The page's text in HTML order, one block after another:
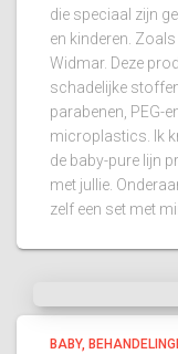
die speciaal zijn
en kinderen.
Widmar. Deze
schadelijke
parabenen, PEG-
microplastics. Ik
de baby-pure lijn
met jullie.
zelf een set met
BABY